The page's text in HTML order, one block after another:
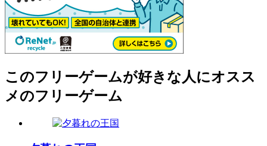
このフリーゲームが好きな人にオスス
メのフリーゲーム